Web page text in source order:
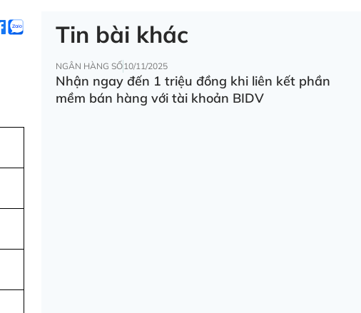
Tin bài khác
NGÂN HÀNG SỐ10/11/2025
Nhận ngay đến 1 triệu đồng khi liên kết phần
mềm bán hàng với tài khoản BIDV